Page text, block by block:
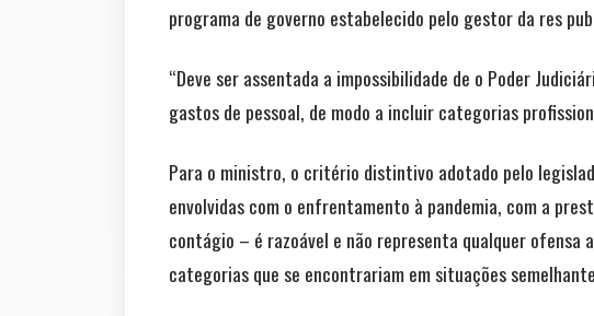
programa de governo estabelecido pelo gestor da res
“Deve ser assentada a impossibilidade de o Poder
gastos de pessoal, de modo a incluir categorias
Para o ministro, o critério distintivo adotado pelo
envolvidas com o enfrentamento à pandemia, com a
contágio – é razoável e não representa qualquer
categorias que se encontrariam em situações